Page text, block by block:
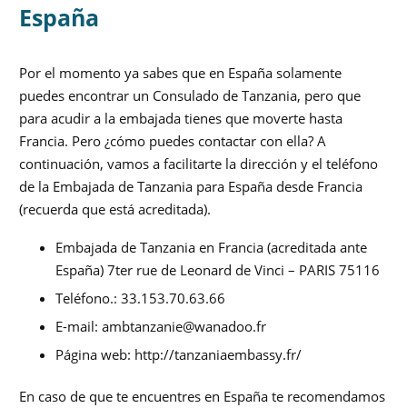
España
Por el momento ya sabes que en España solamente
puedes encontrar un Consulado de Tanzania, pero que
para acudir a la embajada tienes que moverte hasta
Francia. Pero ¿cómo puedes contactar con ella? A
continuación, vamos a facilitarte la dirección y el teléfono
de la Embajada de Tanzania para España desde Francia
(recuerda que está acreditada).
Embajada de Tanzania en Francia (acreditada ante
España) 7ter rue de Leonard de Vinci – PARIS 75116
Teléfono.: 33.153.70.63.66
E-mail: ambtanzanie@wanadoo.fr
Página web: http://tanzaniaembassy.fr/
En caso de que te encuentres en España te recomendamos